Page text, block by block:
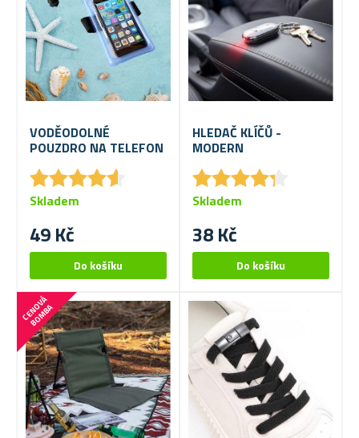
VODĚODOLNÉ
POUZDRO NA TELEFON
★★★★★
★★★★★
49 Kč
Skladem
HLEDAČ KLÍČŮ -
MODERN
★★★★★
★★★★★
38 Kč
Skladem
C
E
N
O
V
Á
B
O
M
B
A